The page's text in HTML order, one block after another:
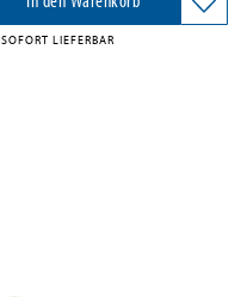
SOFORT LIEFERBAR